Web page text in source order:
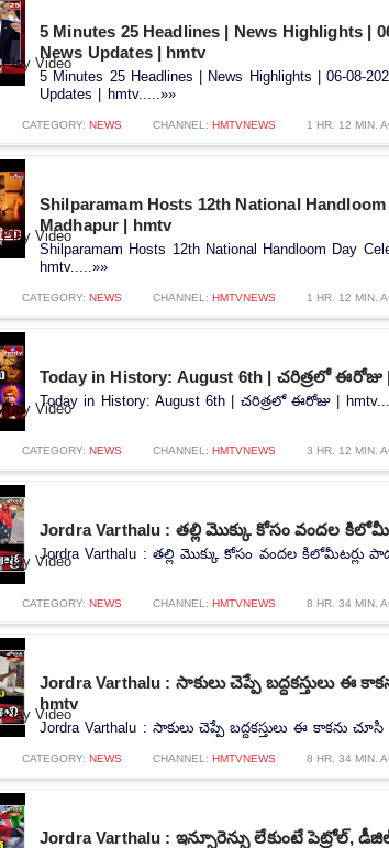
5 Minutes 25 Headlines | News Highlights |
News Updates | hmtv
5 Minutes 25 Headlines | News Highlights | 06-08-
Updates | hmtv.....»»
CATEGORY: NEWS CHANNEL: HMTVNEWS 1 HR. 12 MIN.
Shilparamam Hosts 12th National
Madhapur | hmtv
Shilparamam Hosts 12th National Handloom Day
hmtv.....»»
CATEGORY: NEWS CHANNEL: HMTVNEWS 1 HR. 12 MIN.
Today in History: August 6th | చరిత్రలో ఈరోజు
Today in History: August 6th | చరిత్రలో ఈరోజు |
CATEGORY: NEWS CHANNEL: HMTVNEWS 3 HR. 12 MIN.
Jordra Varthalu : తల్లి మొక్కు కోసం వందల
Jordra Varthalu : తల్లి మొక్కు కోసం వందల కిలోమీటర్లు
CATEGORY: NEWS CHANNEL: HMTVNEWS 8 HR. 34 MIN.
Jordra Varthalu : సాకులు చెప్పే బద్దకస్తులు ఈ
hmtv
Jordra Varthalu : సాకులు చెప్పే బద్దకస్తులు ఈ కాకను
CATEGORY: NEWS CHANNEL: HMTVNEWS 8 HR. 34 MIN.
Jordra Varthalu : ఇన్సూరెన్సు లేకుంటే పెట్రోల్,